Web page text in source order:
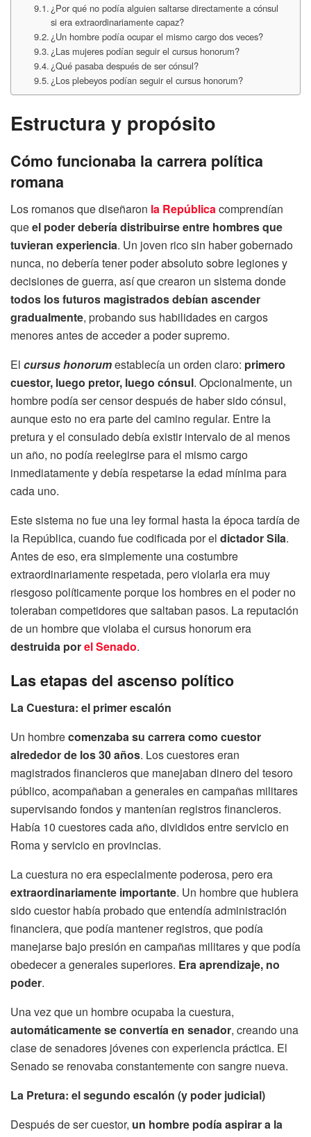
¿Por qué no podía alguien saltarse directamente a cónsul
si era extraordinariamente capaz?
¿Un hombre podía ocupar el mismo cargo dos veces?
¿Las mujeres podían seguir el cursus honorum?
¿Qué pasaba después de ser cónsul?
¿Los plebeyos podían seguir el cursus honorum?
Estructura y propósito
Cómo funcionaba la carrera política
romana
Los romanos que diseñaron la Repúblicacomprendían
queel poder debería distribuirse entre hombres que
tuvieran experiencia. Un joven rico sin haber gobernado
nunca, no debería tener poder absoluto sobre legiones y
decisiones de guerra, así que crearon un sistema donde
todos los futuros magistrados debían ascender
gradualmente, probando sus habilidades en cargos
menores antes de acceder a poder supremo.
El cursus honorumestablecía un orden claro: primero
cuestor, luego pretor, luego cónsul. Opcionalmente, un
hombre podía ser censor después de haber sido cónsul,
aunque esto no era parte del camino regular. Entre la
pretura y el consulado debía existir intervalo de al menos
un año, no podía reelegirse para el mismo cargo
inmediatamente y debía respetarse la edad mínima para
cada uno.
Este sistema no fue una ley formal hasta la época tardía de
la República, cuando fue codificada por el dictador Sila.
Antes de eso, era simplemente una costumbre
extraordinariamente respetada, pero violarla era muy
riesgoso políticamente porque los hombres en el poder no
toleraban competidores que saltaban pasos. La reputación
de un hombre que violaba el cursus honorum era
destruida porel Senado.
Las etapas del ascenso político
La Cuestura: el primer escalón
Un hombrecomenzaba su carrera como cuestor
alrededor de los 30 años. Los cuestores eran
magistrados financieros que manejaban dinero del tesoro
público, acompañaban a generales en campañas militares
supervisando fondos y mantenían registros financieros.
Había 10 cuestores cada año, divididos entre servicio en
Roma y servicio en provincias.
La cuestura no era especialmente poderosa, pero era
extraordinariamente importante. Un hombre que hubiera
sido cuestor había probado que entendía administración
financiera, que podía mantener registros, que podía
manejarse bajo presión en campañas militares y que podía
obedecer a generales superiores. Era aprendizaje, no
poder.
Una vez que un hombre ocupaba la cuestura,
automáticamente se convertía en senador, creando una
clase de senadores jóvenes con experiencia práctica. El
Senado se renovaba constantemente con sangre nueva.
La Pretura: el segundo escalón (y poder judicial)
Después de ser cuestor, un hombre podía aspirar a la